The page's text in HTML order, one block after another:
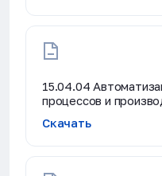
15.04.04
процессов и
Скачать